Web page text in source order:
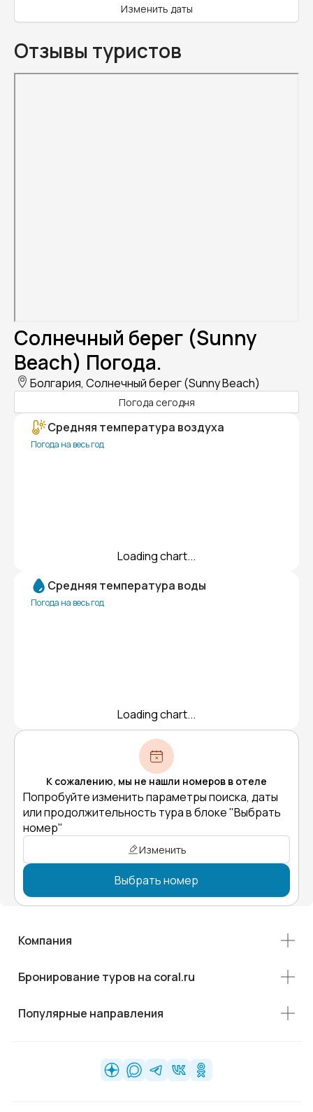
Изменить даты
Отзывы туристов
Солнечный берег (Sunny
Beach) Погода.
Болгария, Солнечный берег (Sunny Beach)
Погода сегодня
Средняя температура воздуха
Погода на весь год
Loading chart...
Средняя температура воды
Погода на весь год
Loading chart...
К сожалению, мы не нашли номеров в отеле
Попробуйте изменить параметры поиска, даты
или продолжительность тура в блоке "Выбрать
номер"
Изменить
Выбрать номер
Компания
Бронирование туров на coral.ru
Популярные направления